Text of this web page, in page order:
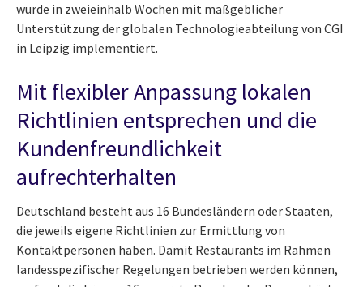
wurde in zweieinhalb Wochen mit maßgeblicher
Unterstützung der globalen Technologieabteilung von CGI
in Leipzig implementiert.
Mit flexibler Anpassung lokalen
Richtlinien entsprechen und die
Kundenfreundlichkeit
aufrechterhalten
Deutschland besteht aus 16 Bundesländern oder Staaten,
die jeweils eigene Richtlinien zur Ermittlung von
Kontaktpersonen haben. Damit Restaurants im Rahmen
landesspezifischer Regelungen betrieben werden können,